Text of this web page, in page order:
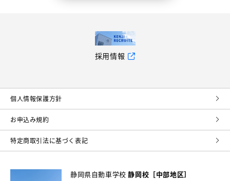
採用情報
個⼈情報保護⽅針
お申込み規約
特定商取引法に基づく表記
静岡県自動車学校静岡校［中部地区］